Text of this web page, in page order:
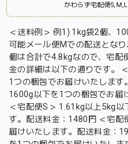
かわらず宅配便
＜送料例＞ 例1) 1kg袋2個、
可能メール便Mでの配送とな
個は合計で4.8kgなので、宅配
金の詳細は以下の通りです。
1つの梱包でお届けいたしま
1600g以下を1つの梱包でお届
＜宅配便S＞ 1.61kg以上5kg
す。配送料金：1480円 ＜宅
届けいたします。配送料金：